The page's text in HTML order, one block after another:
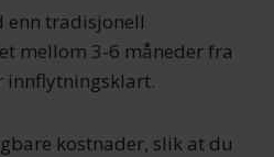
enn tradisjonell
mellom 3-6 måneder fra
innflytningsklart.
kostnader, slik at du